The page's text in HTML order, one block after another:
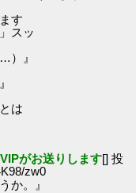
す
スッ
）』
は
がお送りします[] 投
zw0
か。』